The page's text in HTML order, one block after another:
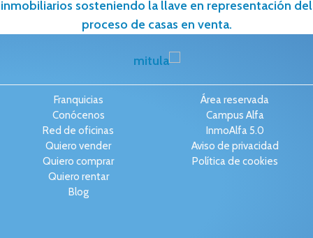
Franquicias
Conócenos
Red de oficinas
Quiero vender
Quiero comprar
Quiero rentar
Blog
Área reservada
Campus Alfa
InmoAlfa 5.0
Aviso de privacidad
Política de cookies